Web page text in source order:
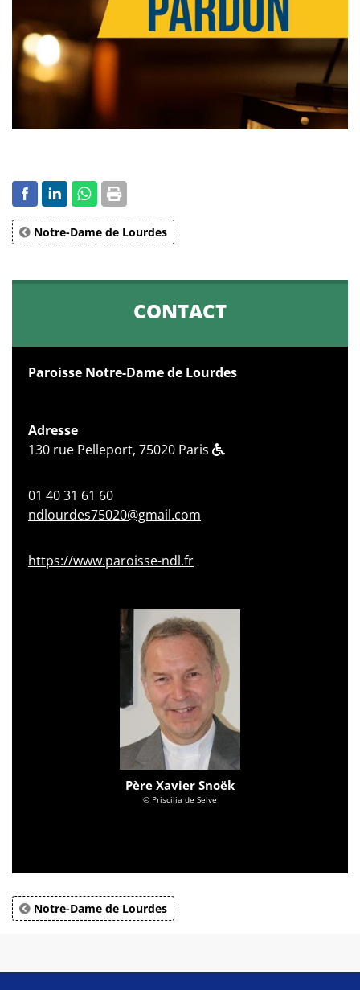
Notre-Dame de Lourdes
CONTACT
Paroisse Notre-Dame de Lourdes
Adresse
130 rue Pelleport, 75020 Paris
01 40 31 61 60
ndlourdes75020@gmail.com
https://www.paroisse-ndl.fr
Père Xavier Snoëk
© Priscilia de Selve
Notre-Dame de Lourdes